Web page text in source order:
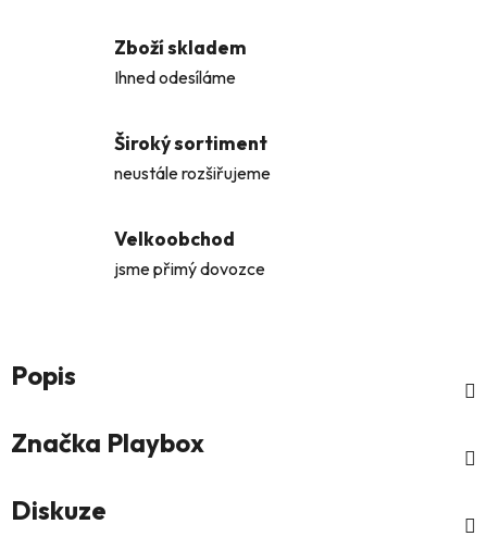
Zboží skladem
Ihned odesíláme
Široký sortiment
neustále rozšiřujeme
Velkoobchod
jsme přimý dovozce
Popis
Značka Playbox
Diskuze